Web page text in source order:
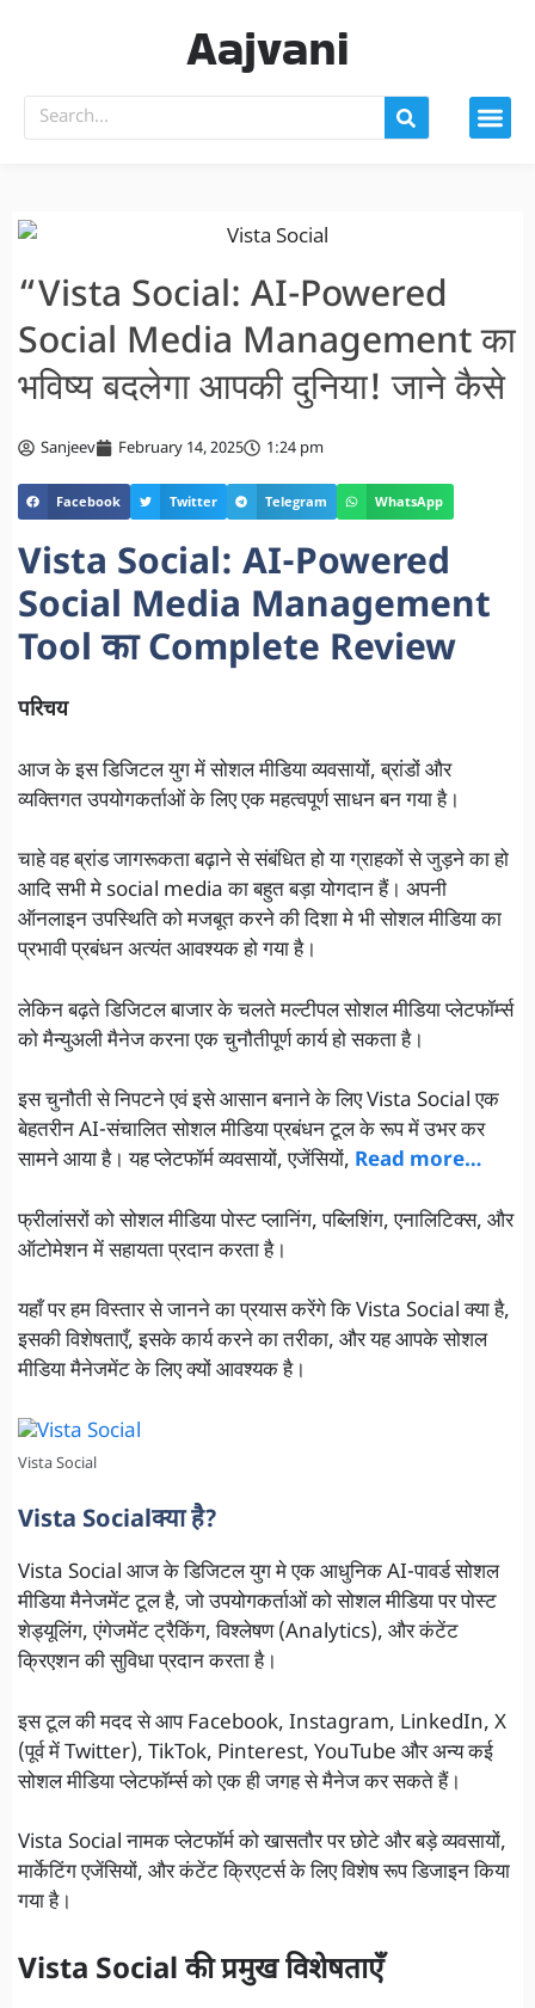
Aajvani
“Vista Social: AI-Powered
Social Media Management का
भविष्य बदलेगा आपकी दुनिया! जाने कैसे
Sanjeev February 14, 2025 1:24 pm
Facebook Twitter Telegram WhatsApp
Vista Social: AI-Powered
Social Media Management
Tool का Complete Review
परिचय
आज के इस डिजिटल युग में सोशल मीडिया व्यवसायों, ब्रांडों और
व्यक्तिगत उपयोगकर्ताओं के लिए एक महत्वपूर्ण साधन बन गया है।
चाहे वह ब्रांड जागरूकता बढ़ाने से संबंधित हो या ग्राहकों से जुड़ने का हो
आदि सभी मे social media का बहुत बड़ा योगदान हैं। अपनी
ऑनलाइन उपस्थिति को मजबूत करने की दिशा मे भी सोशल मीडिया का
प्रभावी प्रबंधन अत्यंत आवश्यक हो गया है।
लेकिन बढ़ते डिजिटल बाजार के चलते मल्टीपल सोशल मीडिया प्लेटफॉर्म्स
को मैन्युअली मैनेज करना एक चुनौतीपूर्ण कार्य हो सकता है।
इस चुनौती से निपटने एवं इसे आसान बनाने के लिए Vista Social एक
बेहतरीन AI-संचालित सोशल मीडिया प्रबंधन टूल के रूप में उभर कर
सामने आया है। यह प्लेटफॉर्म व्यवसायों, एजेंसियों, Read more…
फ्रीलांसरों को सोशल मीडिया पोस्ट प्लानिंग, पब्लिशिंग, एनालिटिक्स, और
ऑटोमेशन में सहायता प्रदान करता है।
यहाँ पर हम विस्तार से जानने का प्रयास करेंगे कि Vista Social क्या है,
इसकी विशेषताएँ, इसके कार्य करने का तरीका, और यह आपके सोशल
मीडिया मैनेजमेंट के लिए क्यों आवश्यक है।
Vista Social
Vista Socialक्या है?
Vista Social आज के डिजिटल युग मे एक आधुनिक AI-पावर्ड सोशल
मीडिया मैनेजमेंट टूल है, जो उपयोगकर्ताओं को सोशल मीडिया पर पोस्ट
शेड्यूलिंग, एंगेजमेंट ट्रैकिंग, विश्लेषण (Analytics), और कंटेंट
क्रिएशन की सुविधा प्रदान करता है।
इस टूल की मदद से आप Facebook, Instagram, LinkedIn, X
(पूर्व में Twitter), TikTok, Pinterest, YouTube और अन्य कई
सोशल मीडिया प्लेटफॉर्म्स को एक ही जगह से मैनेज कर सकते हैं।
Vista Social नामक प्लेटफॉर्म को खासतौर पर छोटे और बड़े व्यवसायों,
मार्केटिंग एजेंसियों, और कंटेंट क्रिएटर्स के लिए विशेष रूप डिजाइन किया
गया है।
Vista Social की प्रमुख विशेषताएँ